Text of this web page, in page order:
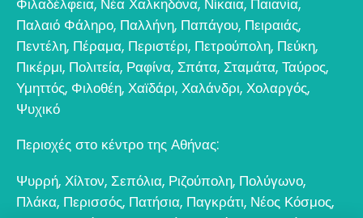
Παλαιό Φάληρο, Παλλήνη, Παπάγου, Πειραιάς,
Πεντέλη, Πέραμα, Περιστέρι, Πετρούπολη, Πεύκη,
Πικέρμι, Πολιτεία, Ραφίνα, Σπάτα, Σταμάτα, Ταύρος,
Υμηττός, Φιλοθέη, Χαϊδάρι, Χαλάνδρι, Χολαργός,
Ψυχικό
Περιοχές στο κέντρο της Αθήνας:
Ψυρρή, Χίλτον, Σεπόλια, Ριζούπολη, Πολύγωνο,
Πλάκα, Περισσός, Πατήσια, Παγκράτι, Νέος Κόσμος,